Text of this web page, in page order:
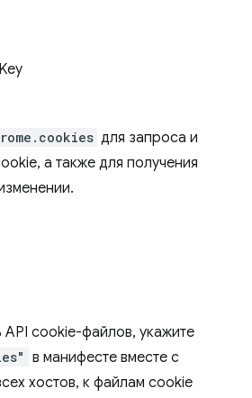
для запроса и
а также для получения
API cookie-файлов, укажите
в манифесте вместе с
хостов, к файлам cookie